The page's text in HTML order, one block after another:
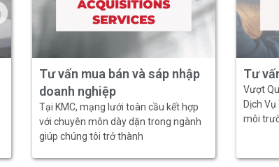
Tư vấn mua bán và sáp nhập
doanh nghiệp
Tại KMC, mạng lưới toàn cầu kết hợp
với chuyên môn dày dặn trong ngành
giúp chúng tôi trở thành
Tư
Vượt
Dịch Vụ
môi